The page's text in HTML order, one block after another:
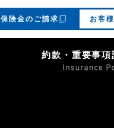
保険金のご請求 お客
約款・重要事項